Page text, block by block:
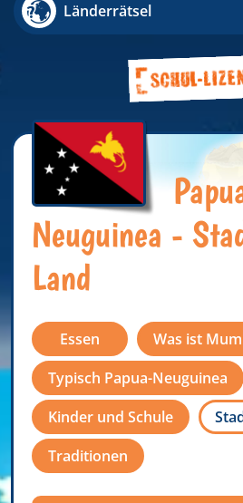
Länderrätsel
Neuguinea -
Land
Essen
Was ist
Typisch Papua-Neuguinea
Kinder und Schule
Traditionen